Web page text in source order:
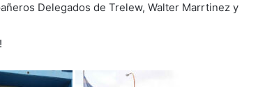
Delegados de Trelew, Walter Marrtinez y